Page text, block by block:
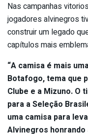
Nas campanhas
jogadores alvinegros
construir um legado
capítulos mais
“A camisa é mais
Botafogo, tema que
Clube e a Mizuno. O
para a Seleção
uma camisa para
Alvinegros